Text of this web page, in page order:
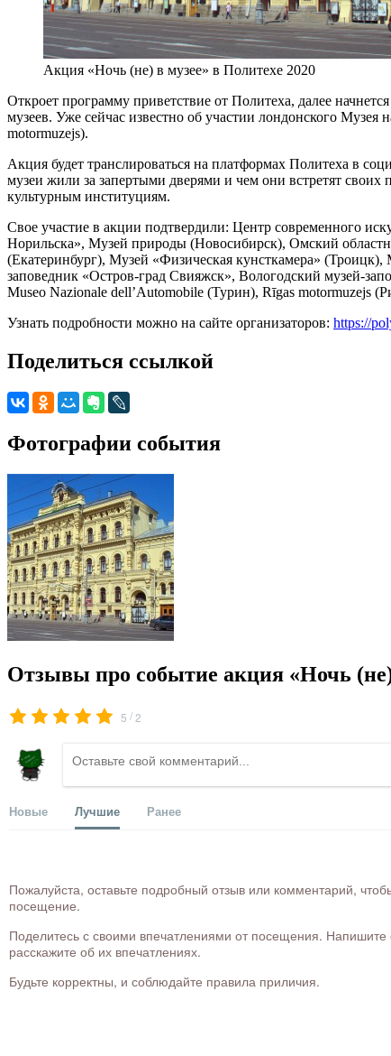
Акция «Ночь (не) в музее» в Политехе 2020
Откроет программу приветствие от Политеха, далее
музеев. Уже сейчас известно об участии лондонского
motormuzejs).
Акция будет транслироваться на платформах Политеха в
музеи жили за запертыми дверями и чем они встретят
культурным институциям.
Свое участие в акции подтвердили: Центр современного
Норильска», Музей природы (Новосибирск), Омский
(Екатеринбург), Музей «Физическая кунсткамера»
заповедник «Остров-град Свияжск», Вологодский музей-
Museo Nazionale dell’Automobile (Турин), Rīgas motormuzejs
Узнать подробности можно на сайте организаторов: https://
Поделиться ссылкой
Фотографии события
Отзывы про событие акция «Ночь (не)
5 /2
Новые Лучшие Ранее
Пожалуйста, оставьте подробный отзыв или комментарий,
посещение.
Поделитесь с своими впечатлениями от посещения.
расскажите об их впечатлениях.
Будьте корректны, и соблюдайте правила приличия.